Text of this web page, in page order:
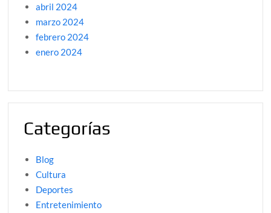
abril 2024
marzo 2024
febrero 2024
enero 2024
Categorías
Blog
Cultura
Deportes
Entretenimiento